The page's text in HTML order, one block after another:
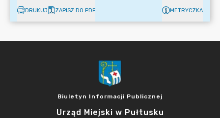
DRUKUJ ZAPISZ DO PDF METRYCZKA
Biuletyn Informacji Publicznej
Urząd Miejski w Pułtusku